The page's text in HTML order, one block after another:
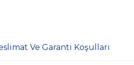
Ve Garanti Koşulları